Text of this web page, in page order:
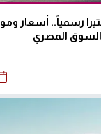
رسمياً.. أسعار